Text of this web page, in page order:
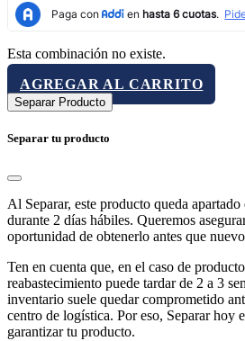
Esta combinación no existe.
AGREGAR AL CARRITO
Separar Producto
Separar tu producto
Al Separar, este producto queda
durante 2 días hábiles. Queremos
oportunidad de obtenerlo antes que
Ten en cuenta que, en el caso de
reabastecimiento puede tardar de 2 a 3
inventario suele quedar comprometido
centro de logística. Por eso, Separar hoy
garantizar tu producto.